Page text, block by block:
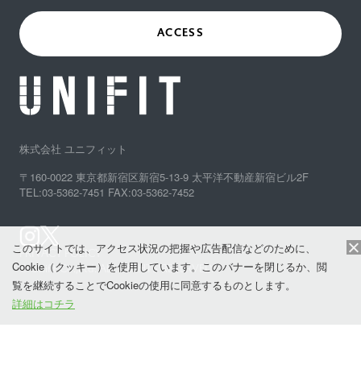
このサイトでは、アクセス状況の把握や広告配信などのために、
Cookie（クッキー）を使用しています。このバナーを閉じるか、閲
覧を継続することでCookieの使用に同意するものとします。
詳細はコチラ
ACCESS
株式会社 ユニフィット
〒160-0022 東京都新宿区新宿5-13-9 太平洋不動産新宿ビル2F
TEL:03-5362-7451 FAX:03-5362-7452
PRIVACY POLICY
© Unifit Co.,Ltd. ALL RIGHTS RESERVED.